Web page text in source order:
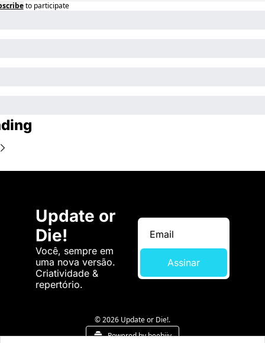
to participate
Update or
Die!
Você, sempre em
uma nova versão.
Criatividade &
repertório.
Assinar
© 2026 Update or Die!.
Powered by beehiiv